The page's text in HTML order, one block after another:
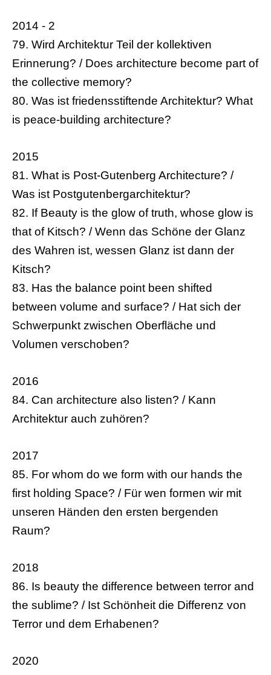
2014 - 2
79. Wird Architektur Teil der kollektiven
Erinnerung? / Does architecture become part of
the collective memory?
80. Was ist friedensstiftende Architektur? What
is peace-building architecture?
2015
81. What is Post-Gutenberg Architecture? /
Was ist Postgutenbergarchitektur?
82. If Beauty is the glow of truth, whose glow is
that of Kitsch? / Wenn das Schöne der Glanz
des Wahren ist, wessen Glanz ist dann der
Kitsch?
83. Has the balance point been shifted
between volume and surface? / Hat sich der
Schwerpunkt zwischen Oberfläche und
Volumen verschoben?
2016
84. Can architecture also listen? / Kann
Architektur auch zuhören?
2017
85. For whom do we form with our hands the
first holding Space? / Für wen formen wir mit
unseren Händen den ersten bergenden
Raum?
2018
86. Is beauty the difference between terror and
the sublime? / Ist Schönheit die Differenz von
Terror und dem Erhabenen?
2020